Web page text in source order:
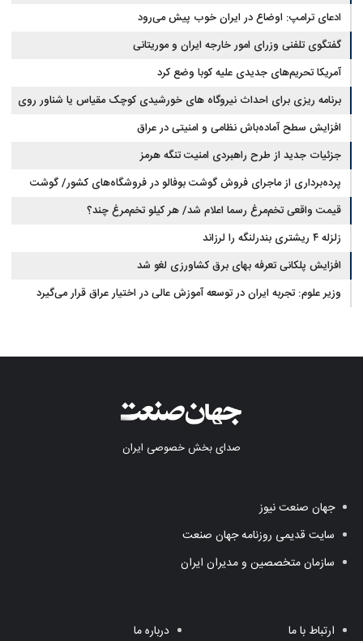
ادعای ترامپ: اوضاع در ایران خوب پیش می‌رود
گفتگوی تلفنی وزرای امور خارجه ایران و موریتانی
آمریکا تحریم‌های جدیدی علیه کوبا وضع کرد
برنامه ریزی برای احداث نیروگاه های خورشیدی کوچک مقیاس یا شناور روی
آب در مازندران
افزایش سطح آماده‌باش نظامی و امنیتی در عراق
جزئیات جدید از طرح راهبردی امنیت تنگه هرمز
پرده‌برداری از ماجرای فروش گوشت بوفالو در فروشگاه‌های کشور/ گوشت
بوفالو از کجا وارد می‌شود؟/ هر کیلو بوفالو با چه قیمتی به فروش می‌رود؟
قیمت واقعی تخم‌مرغ رسما اعلام شد/ هر کیلو تخم‌مرغ چند؟
زلزله ۴ ریشتری بندرلنگه را لرزاند
افزایش پلکانی تعرفه بهای برق کشاورزی لغو شد
وزیر علوم: تجربه ایران در توسعه آموزش عالی در اختیار عراق قرار می‌گیرد
صدای بخش خصوصی ایران
جهان صنعت نیوز
سایت قدیمی روزنامه جهان صنعت
سازمان متخصصین و مدیران ایران
ارتباط با ما درباره ما